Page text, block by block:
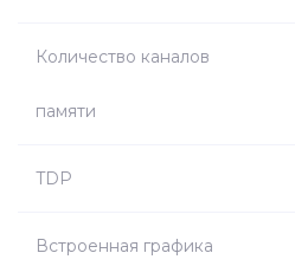
Количество каналов
памяти
TDP
Встроенная графика